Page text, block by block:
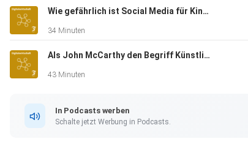
Wie gefährlich ist Social Media für Kinder, Herr Korte?
34 Minuten
Als John McCarthy den Begriff Künstliche Intelligenz erdachte
43 Minuten
In Podcasts werben
Schalte jetzt Werbung in Podcasts.